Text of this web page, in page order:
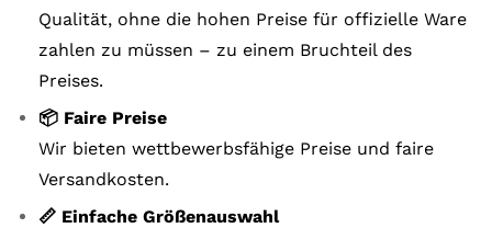
Qualität, ohne die hohen Preise für offizielle Ware
zahlen zu müssen – zu einem Bruchteil des
Preises.
📦 Faire Preise
Wir bieten wettbewerbsfähige Preise und faire
Versandkosten.
📏 Einfache Größenauswahl